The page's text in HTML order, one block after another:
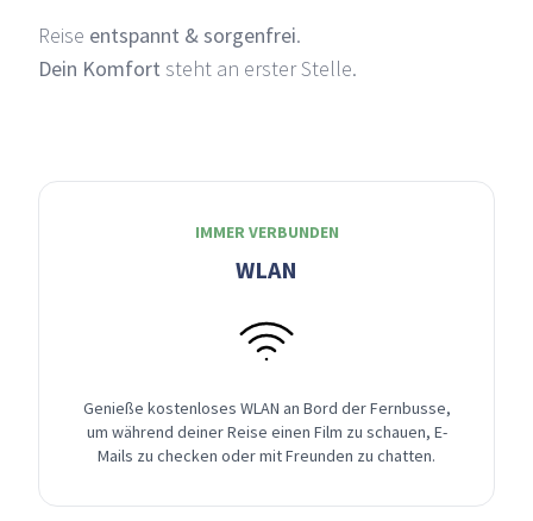
Reise entspannt & sorgenfrei.
Dein Komfort steht an erster Stelle.
IMMER VERBUNDEN
WLAN
Genieße kostenloses WLAN an Bord der Fernbusse,
um während deiner Reise einen Film zu schauen, E-
Mails zu checken oder mit Freunden zu chatten.